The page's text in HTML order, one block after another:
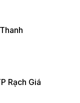
Rạch Giá